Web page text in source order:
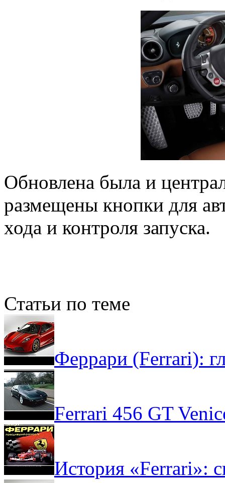
Обновлена была и
размещены кнопки для
хода и контроля запуска.
Статьи по теме
Феррари (Ferrari):
Ferrari 456 GT
История «Ferrari»: